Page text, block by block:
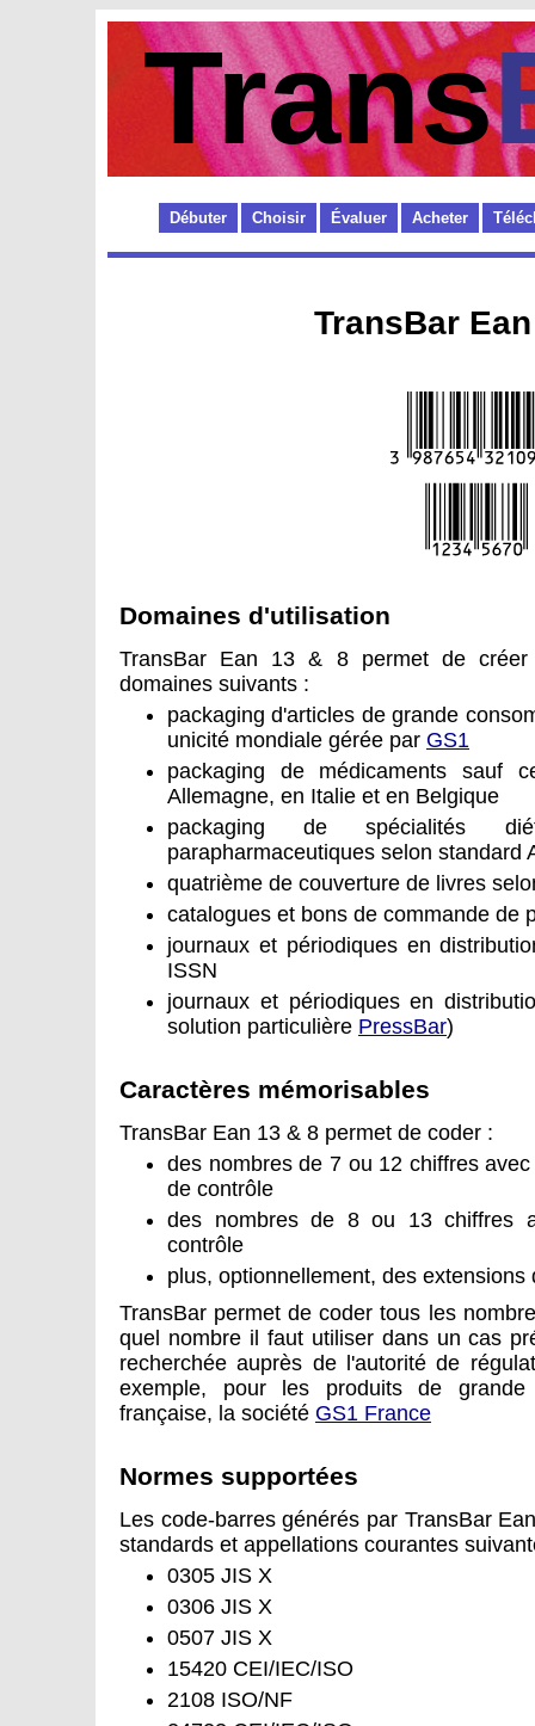
Trans
Débuter Choisir Évaluer Acheter
TransBar
Domaines d'utilisation
TransBar Ean 13 & 8 permet de
domaines suivants :
packaging d'articles de grande
unicité mondiale gérée par GS1
packaging de médicaments sauf
Allemagne, en Italie et en Belgique
packaging de spécialités
parapharmaceutiques selon standard
quatrième de couverture de livres
catalogues et bons de commande de
journaux et périodiques en
ISSN
journaux et périodiques en
solution particulière PressBar)
Caractères mémorisables
TransBar Ean 13 & 8 permet de coder :
des nombres de 7 ou 12 chiffres
de contrôle
des nombres de 8 ou 13 chiffres
contrôle
plus, optionnellement, des extensions
TransBar permet de coder tous les
quel nombre il faut utiliser dans un cas
recherchée auprès de l'autorité de
exemple, pour les produits de grande
française, la société GS1 France
Normes supportées
Les code-barres générés par TransBar
standards et appellations courantes
0305 JIS X
0306 JIS X
0507 JIS X
15420 CEI/IEC/ISO
2108 ISO/NF